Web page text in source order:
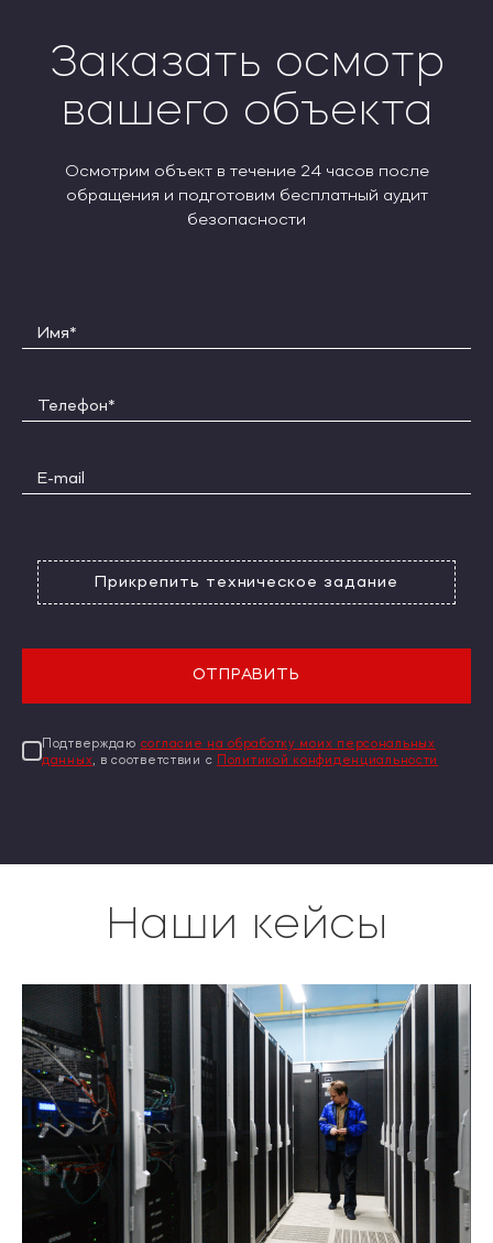
Заказать осмотр
вашего объекта
Осмотрим объект в течение 24 часов после
обращения и подготовим бесплатный аудит
безопасности
Прикрепить техническое задание
ОТПРАВИТЬ
Подтверждаю согласие на обработку моих персональных
данных, в соответствии с Политикой конфиденциальности
Наши кейсы